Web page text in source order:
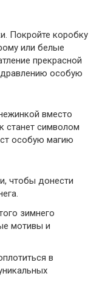
Покройте коробку
или белые
прекрасной
особую
вместо
станет символом
особую магию
чтобы донести
зимнего
мотивы и
в